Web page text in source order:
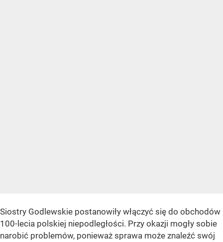
Siostry Godlewskie postanowiły włączyć się do obchodów
100-lecia polskiej niepodległości. Przy okazji mogły sobie
narobić problemów, ponieważ sprawa może znaleźć swój